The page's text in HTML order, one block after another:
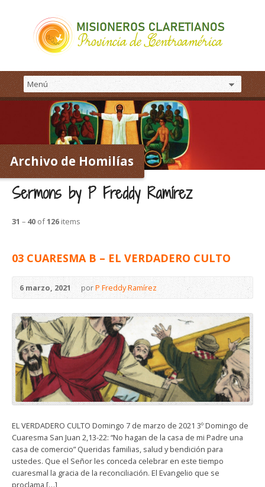
Archivo de Homilías
Sermons by P Freddy Ramírez
31 – 40 of126 items
03 CUARESMA B – EL VERDADERO CULTO
6 marzo, 2021 porP Freddy Ramírez
EL VERDADERO CULTO Domingo 7 de marzo de 2021 3º Domingo de
Cuaresma San Juan 2,13-22: “No hagan de la casa de mi Padre una
casa de comercio” Queridas familias, salud y bendición para
ustedes. Que el Señor les conceda celebrar en este tiempo
cuaresmal la gracia de la reconciliación. El Evangelio que se
proclama […]